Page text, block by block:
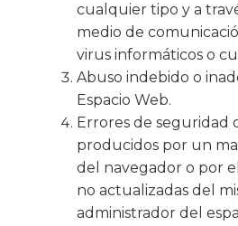
cualquier tipo y a
medio de
virus informáticos o
Abuso indebido o
Espacio Web.
Errores de seguridad
producidos por un
del navegador o por
no actualizadas del
administrador del